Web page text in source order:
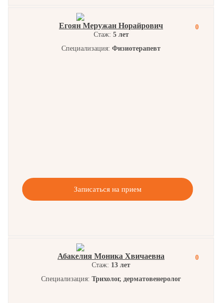
0
Егоян Меружан Норайрович
Стаж: 5 лет
Специализация: Физиотерапевт
Записаться на прием
0
Абакелия Моника Хвичаевна
Стаж: 13 лет
Специализация: Трихолог, дерматовенеролог